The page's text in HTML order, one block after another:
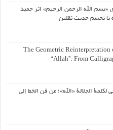
«بسم الله الرحمن الرحیم» اثر حمید
تا تجسم حدیث ثقلین
The Geometric
“Allah”: From
لكلمة الجلالة «الله»؛ من فن الخط إلى